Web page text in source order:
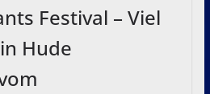
Festival – Viel
Hude